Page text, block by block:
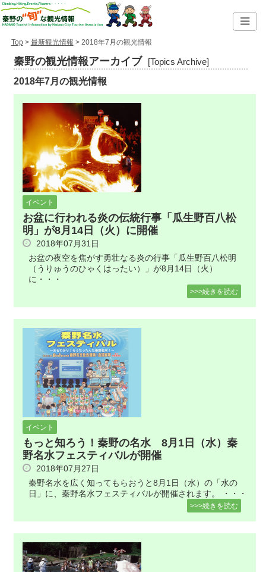
Top> 最新観光情報 > 2018年7月の観光情報
秦野の観光情報アーカイブ [Topics Archive]
2018年7月の観光情報
イベント
お盆に行われる炎の伝統行事「瓜生野百八松
明」が8月14日（火）に開催
2018年07月31日
お盆の夜空を焦がす勇壮なる炎の行事「瓜生野百八松明
（うりゅうのひゃくはったい）」が8月14日（火）
に・・・
>>>続きを読む
イベント
もっと知ろう！秦野の名水 8月1日（水）秦
野名水フェスティバルが開催
2018年07月27日
秦野名水を広く知ってもらおうと8月1日（水）の「水の
日」に、秦野名水フェスティバルが開催されます。 ・・・
>>>続きを読む